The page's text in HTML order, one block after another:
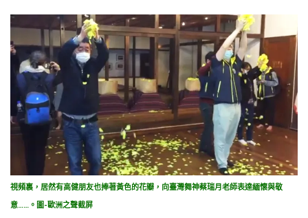
視頻裏，居然有高健朋友也捧著黃色的花瓣，向臺灣舞神蔡瑞月老師表達緬懷與敬
意……。圖-歐洲之聲截屏